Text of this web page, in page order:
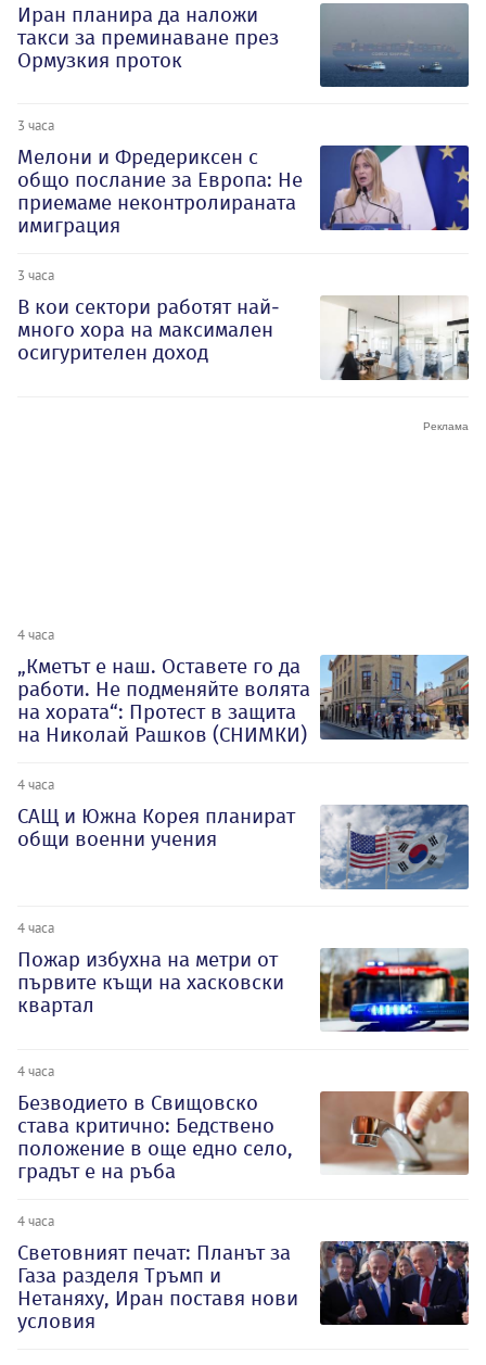
Иран планира да наложи
такси за преминаване през
Ормузкия проток
3 часа
Мелони и Фредериксен с
общо послание за Европа: Не
приемаме неконтролираната
имиграция
3 часа
В кои сектори работят най-
много хора на максимален
осигурителен доход
4 часа
„Кметът е наш. Оставете го да
работи. Не подменяйте волята
на хората“: Протест в защита
на Николай Рашков (СНИМКИ)
4 часа
САЩ и Южна Корея планират
общи военни учения
4 часа
Пожар избухна на метри от
първите къщи на хасковски
квартал
4 часа
Безводието в Свищовско
става критично: Бедствено
положение в още едно село,
градът е на ръба
4 часа
Световният печат: Планът за
Газа разделя Тръмп и
Нетаняху, Иран поставя нови
условия